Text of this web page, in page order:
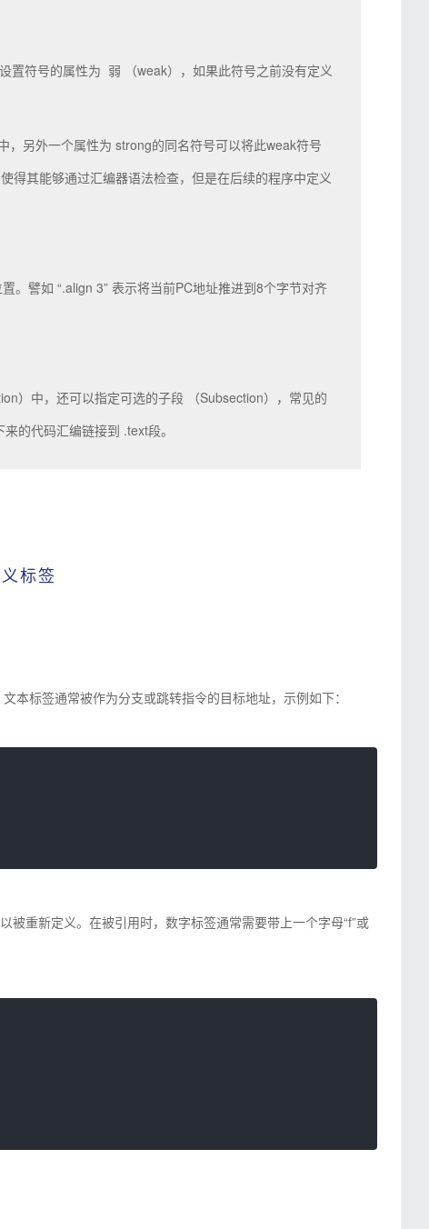
置符号的属性为 弱 （weak），如果此符号之前没有定义
另外一个属性为 strong的同名符号可以将此weak符号
得其能够通过汇编器语法检查，但是在后续的程序中定义
。譬如 “.align 3” 表示将当前PC地址推进到8个字节对齐
）中，还可以指定可选的子段 （Subsection），常见的
的代码汇编链接到 .text段。
标签
文本标签通常被作为分支或跳转指令的目标地址， 示例如下：
被重新定义。 在被引用时，数字标签通常需要带上一个字母“f”或